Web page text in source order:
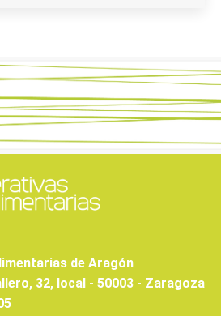
de Aragón
32, local - 50003 - Zaragoza